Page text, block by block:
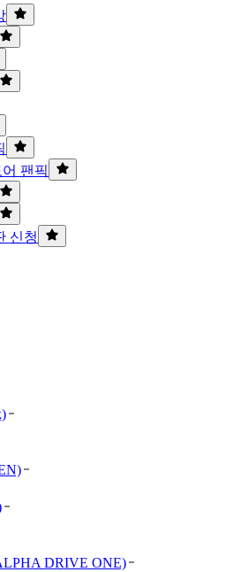
팬픽
신청
DRIVE ONE)